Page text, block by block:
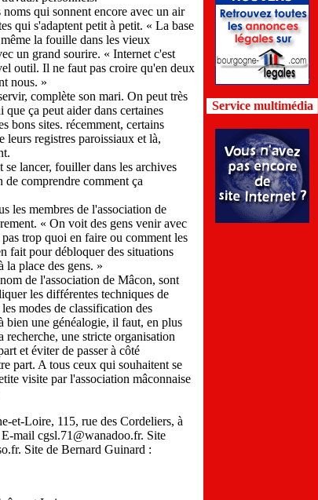
qui sonnent encore avec un air
qui s'adaptent petit à petit. « La base
la fouille dans les vieux
un grand sourire. « Internet c'est
outil. Il ne faut pas croire qu'en deux
nous. »
complète son mari. On peut très
ça peut aider dans certaines
bons sites. récemment, certains
leurs registres paroissiaux et là,
lancer, fouiller dans les archives
de comprendre comment ça
les membres de l'association de
« On voit des gens venir avec
trop quoi en faire ou comment les
fait pour débloquer des situations
la place des gens. »
de l'association de Mâcon, sont
les différentes techniques de
modes de classification des
bien une généalogie, il faut, en plus
recherche, une stricte organisation
et éviter de passer à côté
part. A tous ceux qui souhaitent se
visite par l'association mâconnaise
et-Loire, 115, rue des Cordeliers, à
mail cgsl.71@wanadoo.fr. Site
Site de Bernard Guinard :
Service multimédia